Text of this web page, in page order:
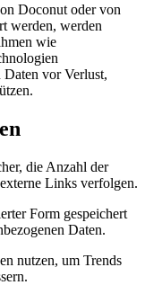
Doconut oder von
werden, werden
wie
Daten vor Verlust,
die Anzahl der
Links verfolgen.
Form gespeichert
Daten.
nutzen, um Trends